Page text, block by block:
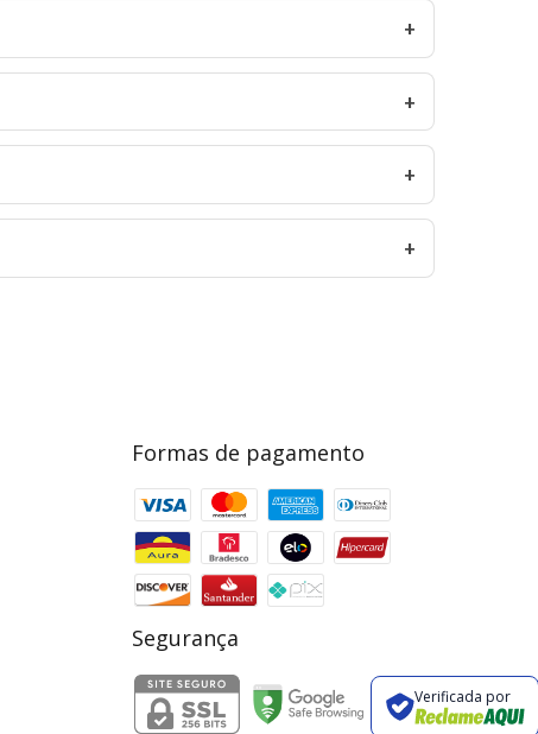
Formas de pagamento
Segurança
Verificada por